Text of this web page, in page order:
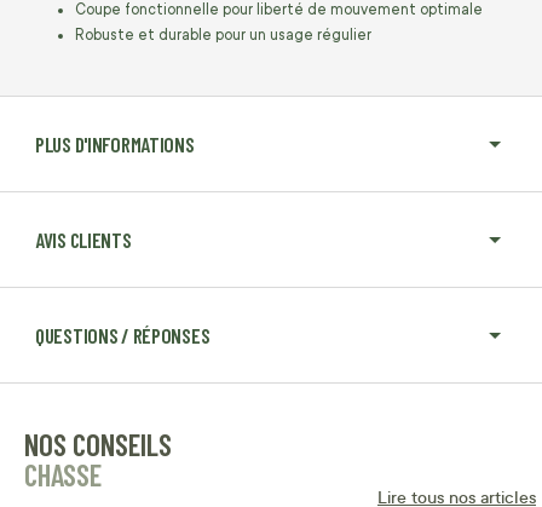
PLUS D'INFORMATIONS
AVIS CLIENTS
QUESTIONS / RÉPONSES
Coupe fonctionnelle pour liberté de mouvement optimale
Robuste et durable pour un usage régulier
NOS CONSEILS
CHASSE
Lire tous nos articles